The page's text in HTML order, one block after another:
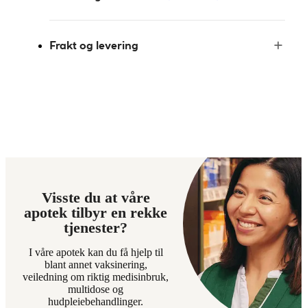
Frakt og levering
Visste du at våre
apotek tilbyr en rekke
tjenester?
I våre apotek kan du få hjelp til
blant annet vaksinering,
veiledning om riktig medisinbruk,
multidose og
hudpleiebehandlinger.